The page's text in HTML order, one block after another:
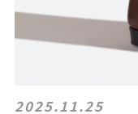
2025.11.25